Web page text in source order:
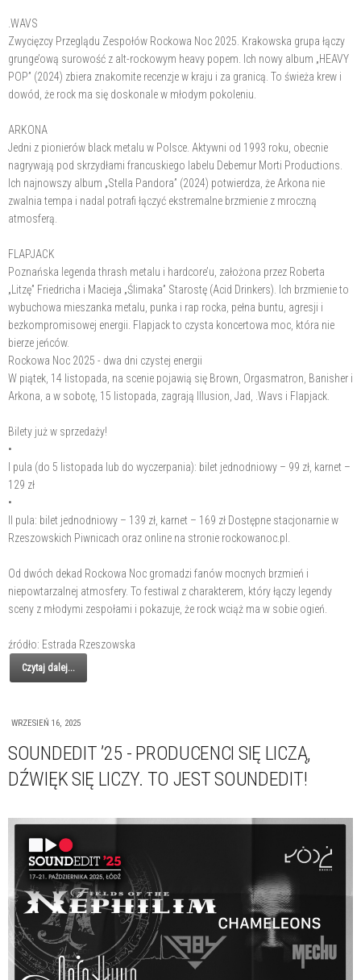
.WAVS
Zwycięzcy Przeglądu Zespołów Rockowa Noc 2025. Krakowska grupa łączy
grunge’ową surowość z alt-rockowym heavy popem. Ich nowy album „HEAVY
POP” (2024) zbiera znakomite recenzje w kraju i za granicą. To świeża krew i
dowód, że rock ma się doskonale w młodym pokoleniu.
ARKONA
Jedni z pionierów black metalu w Polsce. Aktywni od 1993 roku, obecnie
nagrywają pod skrzydłami francuskiego labelu Debemur Morti Productions.
Ich najnowszy album „Stella Pandora” (2024) potwierdza, że Arkona nie
zwalnia tempa i nadal potrafi łączyć ekstremalne brzmienie z mroczną
atmosferą.
FLAPJACK
Poznańska legenda thrash metalu i hardcore’u, założona przez Roberta
„Litzę” Friedricha i Macieja „Ślimaka” Starostę (Acid Drinkers). Ich brzmienie to
wybuchowa mieszanka metalu, punka i rap rocka, pełna buntu, agresji i
bezkompromisowej energii. Flapjack to czysta koncertowa moc, która nie
bierze jeńców.
Rockowa Noc 2025 - dwa dni czystej energii
W piątek, 14 listopada, na scenie pojawią się Brown, Orgasmatron, Banisher i
Arkona, a w sobotę, 15 listopada, zagrają Illusion, Jad, .Wavs i Flapjack.
Bilety już w sprzedaży!
•
I pula (do 5 listopada lub do wyczerpania): bilet jednodniowy – 99 zł, karnet –
129 zł
•
II pula: bilet jednodniowy – 139 zł, karnet – 169 zł Dostępne stacjonarnie w
Rzeszowskich Piwnicach oraz online na stronie rockowanoc.pl.
Od dwóch dekad Rockowa Noc gromadzi fanów mocnych brzmień i
niepowtarzalnej atmosfery. To festiwal z charakterem, który łączy legendy
sceny z młodymi zespołami i pokazuje, że rock wciąż ma w sobie ogień.
źródło: Estrada Rzeszowska
Czytaj dalej...
WRZESIEŃ 16, 2025
SOUNDEDIT ’25 - PRODUCENCI SIĘ LICZĄ,
DŹWIĘK SIĘ LICZY. TO JEST SOUNDEDIT!